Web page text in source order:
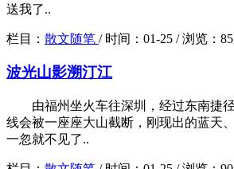
送我了..
栏目： 散文随笔 / 时间： 01-25 /浏览：
波光山影溯汀江
由福州坐火车往深圳，经过东南捷径
线会被一座座大山截断，刚现出的蓝天
一忽就不见了..